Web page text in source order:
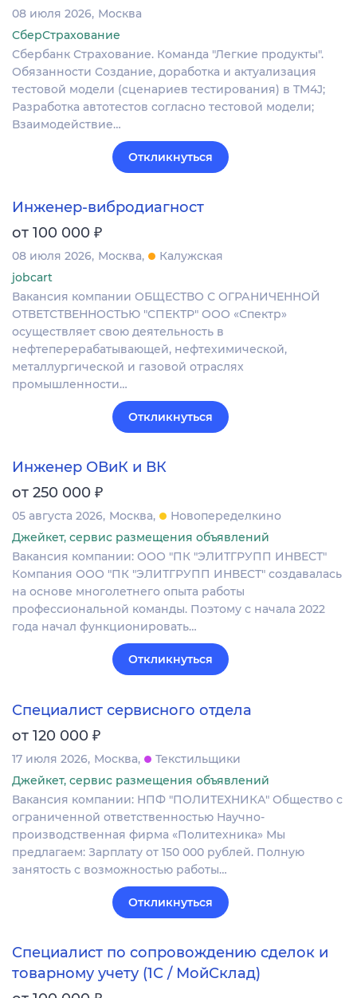
08 июля 2026 Москва
СберСтрахование
Сбербанк Страхование. Команда "Легкие продукты".
Обязанности Создание, доработка и актуализация
тестовой модели (сценариев тестирования) в TM4J;
Разработка автотестов согласно тестовой модели;
Взаимодействие…
Откликнуться
Инженер-вибродиагност
от 100 000 ₽
08 июля 2026 Москва
Калужская
jobcart
Вакансия компании ОБЩЕСТВО С ОГРАНИЧЕННОЙ
ОТВЕТСТВЕННОСТЬЮ "СПЕКТР" ООО «Спектр»
осуществляет свою деятельность в
нефтеперерабатывающей, нефтехимической,
металлургической и газовой отраслях
промышленности…
Откликнуться
Инженер ОВиК и ВК
от 250 000 ₽
05 августа 2026 Москва
Новопеределкино
Джейкет, сервис размещения объявлений
Вакансия компании: ООО "ПК "ЭЛИТГРУПП ИНВЕСТ"
Компания ООО "ПК "ЭЛИТГРУПП ИНВЕСТ" создавалась
на основе многолетнего опыта работы
профессиональной команды. Поэтому с начала 2022
года начал функционировать…
Откликнуться
Специалист сервисного отдела
от 120 000 ₽
17 июля 2026 Москва
Текстильщики
Джейкет, сервис размещения объявлений
Вакансия компании: НПФ "ПОЛИТЕХНИКА" Общество с
ограниченной ответственностью Научно-
производственная фирма «Политехника» Мы
предлагаем: Зарплату от 150 000 рублей. Полную
занятость с возможностью работы…
Откликнуться
Специалист по сопровождению сделок и
товарному учету (1С / МойСклад)